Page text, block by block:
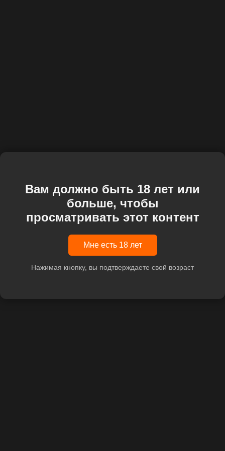
Вам должно быть 18 лет или
больше, чтобы
просматривать этот контент
Мне есть 18 лет
Нажимая кнопку, вы подтверждаете свой возраст